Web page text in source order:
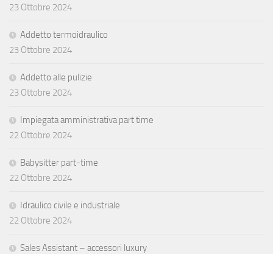
23 Ottobre 2024
Addetto termoidraulico
23 Ottobre 2024
Addetto alle pulizie
23 Ottobre 2024
Impiegata amministrativa part time
22 Ottobre 2024
Babysitter part-time
22 Ottobre 2024
Idraulico civile e industriale
22 Ottobre 2024
Sales Assistant – accessori luxury